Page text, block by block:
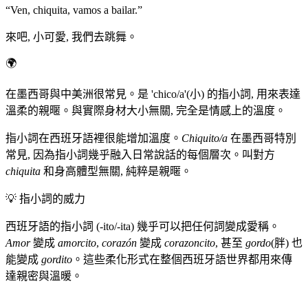
“Ven, chiquita, vamos a bailar.”
來吧, 小可愛, 我們去跳舞。
🌍
在墨西哥與中美洲很常見。是 'chico/a'(小) 的指小詞, 用來表達
溫柔的親暱。與實際身材大小無關, 完全是情感上的溫度。
指小詞在西班牙語裡很能增加溫度。 Chiquito/a 在墨西哥特別
常見, 因為指小詞幾乎融入日常說話的每個層次。叫對方
chiquita 和身高體型無關, 純粹是親暱。
💡 指小詞的威力
西班牙語的指小詞 (-ito/-ita) 幾乎可以把任何詞變成愛稱。
Amor變成 amorcito, corazón 變成 corazoncito, 甚至 gordo(胖) 也
能變成 gordito 。這些柔化形式在整個西班牙語世界都用來傳
達親密與溫暖。